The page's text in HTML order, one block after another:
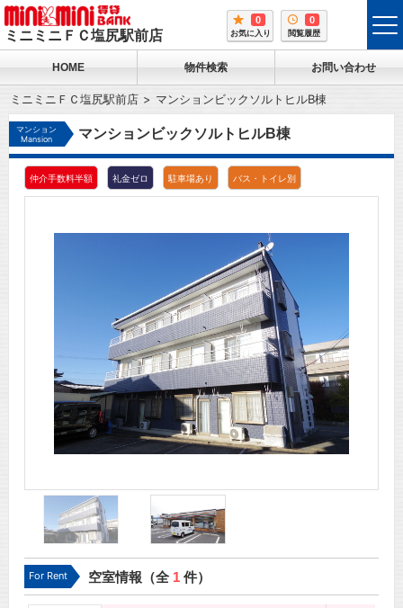
ミニミニＦＣ塩尻駅前店
0
お気に入り
0
閲覧履歴
HOME 物件検索 お問い合わせ
ミニミニＦＣ塩尻駅前店 マンションビックソルトヒルB棟
マンション
Mansion
マンションビックソルトヒルB棟
仲介手数料半額 礼金ゼロ 駐車場あり バス・トイレ別
For Rent 空室情報（全 1件）